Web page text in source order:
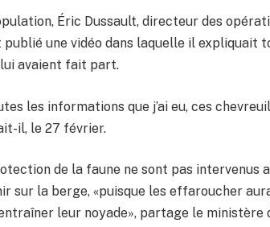
Éric Dussault, directeur des
publié une vidéo dans laquelle il
avaient fait part.
les informations que j’ai eu, ces
il, le 27 février.
de la faune ne sont pas intervenus
sur la berge, «puisque les effaroucher
leur noyade», partage le ministère